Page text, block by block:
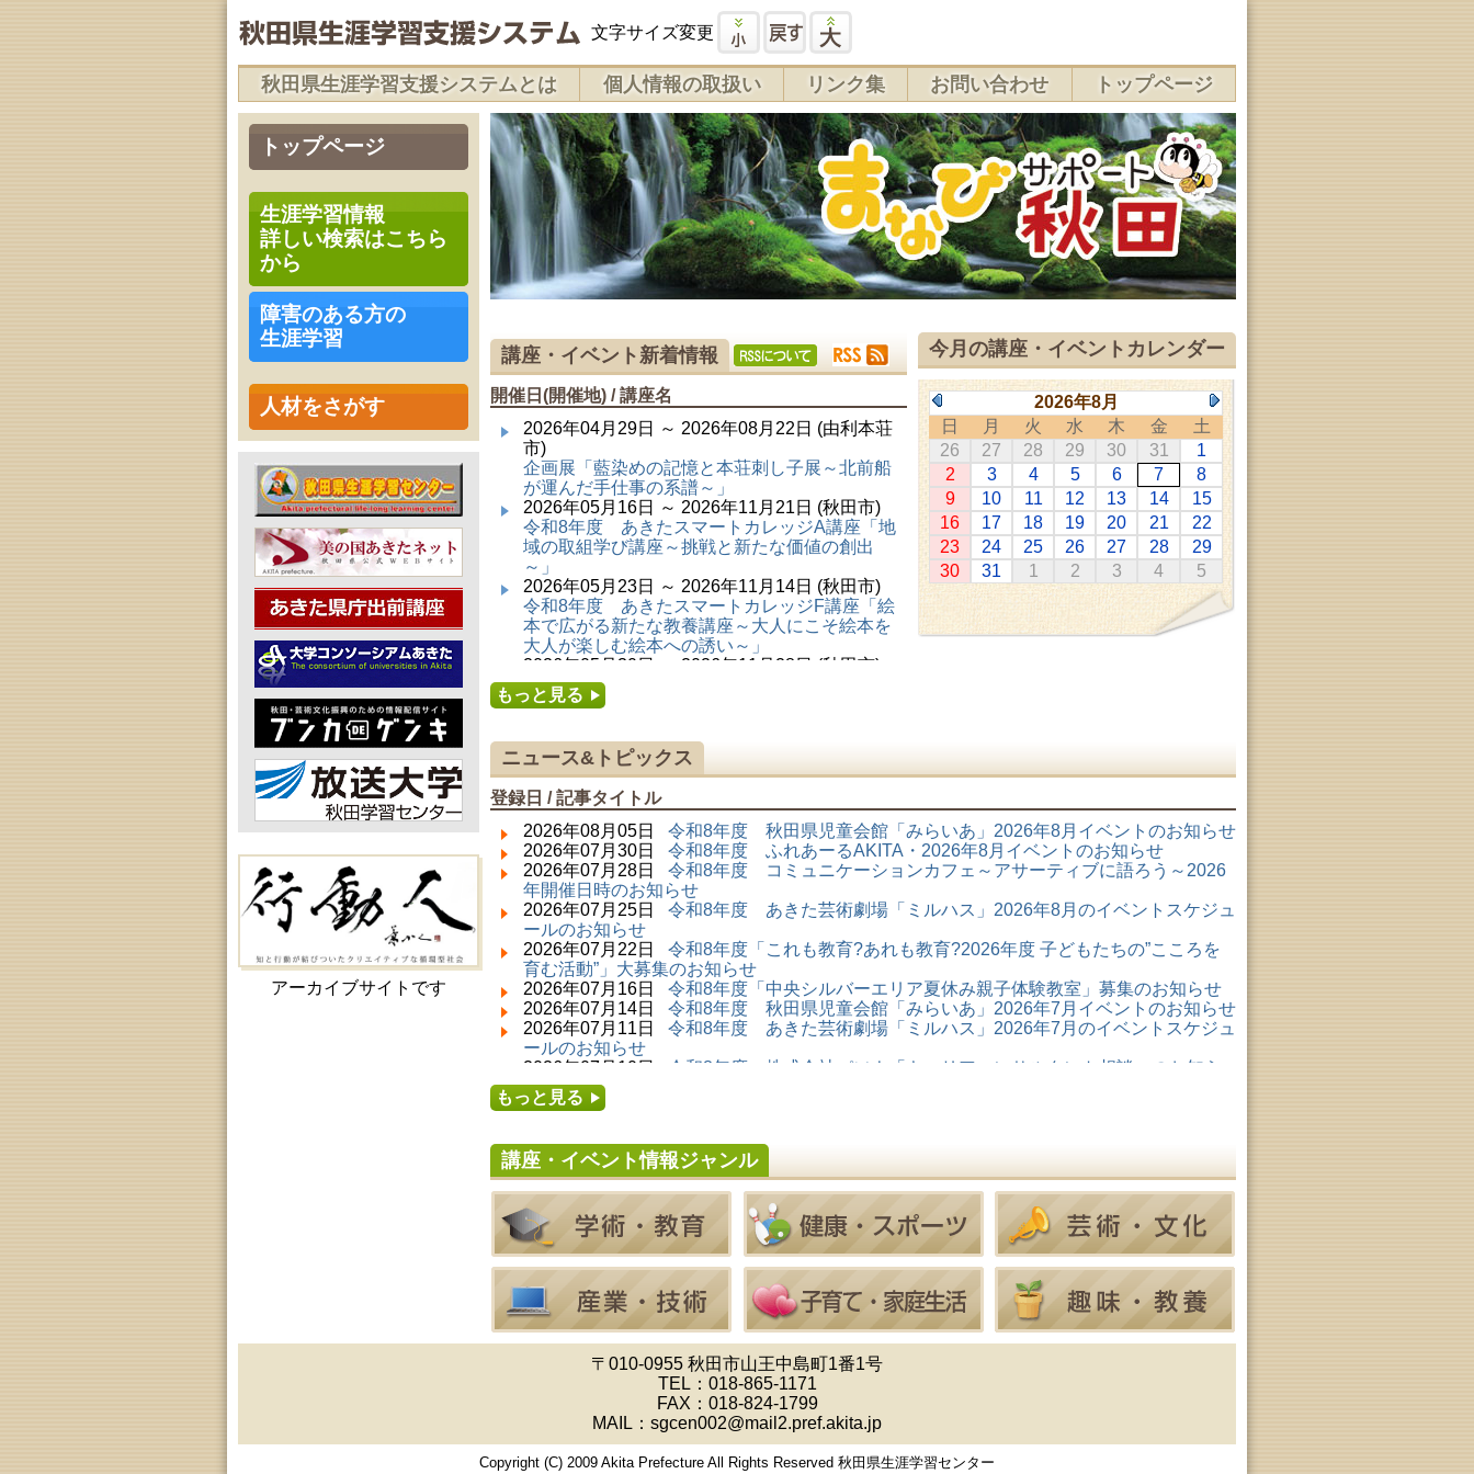
文字サイズ変更
秋田県生涯学習支援システムとは 個人情報の取扱い リンク集 お問い合わせ トップページ
トップページ
生涯学習情報
詳しい検索はこちら
から
障害のある方の
生涯学習
人材をさがす
アーカイブサイトです
講座・イベント新着情報
開催日(開催地) / 講座名
2026年04月29日 ～ 2026年08月22日 (由利本荘
市)
企画展「藍染めの記憶と本荘刺し子展～北前船
が運んだ手仕事の系譜～」
2026年05月16日 ～ 2026年11月21日 (秋田市)
令和8年度 あきたスマートカレッジA講座「地
域の取組学び講座～挑戦と新たな価値の創出
～」
2026年05月23日 ～ 2026年11月14日 (秋田市)
令和8年度 あきたスマートカレッジF講座「絵
本で広がる新たな教養講座～大人にこそ絵本を
大人が楽しむ絵本への誘い～」
2026年05月30日 ～ 2026年11月28日 (秋田市)
令和8年度 あきたスマートカレッジC講座「障
害者の生涯学習講座～みんなで学ぼう、みんな
2026年06月02日 ～ 2026年11月30日 (秋田市)
令和8年度前期「かぞくぶっくぱっく」
2026年06月06日 ～ 2026年10月17日 (秋田市)
令和8年度 あきたスマートカレッジD講座「防
災講座～自助力と共助力を高める～」
2026年06月27日 ～ 2026年09月05日 (秋田市)
令和8年度 あきたスマートカレッジB講座「熟
議ファシリテーター講座 ～熟議をつくろう！
～」
2026年07月01日 ～ 2026年09月23日 (仙北市)
千葉克介写真展 ～自然の息吹～
2026年07月11日 ～ 2026年08月30日 (秋田市)
特別展「わけあって絶滅しました。展」
2026年07月14日 ～ 2026年08月23日 (秋田市)
子どもの読書活動推進事業「夏休みは図書館へ
行こう－みんなの読みたい！知りたい！学びた
い！をお手伝いします－」（資料展示）
美郷町学友館特別展「加藤明見 森に生きるツキ
音と会話を楽しむ朝の図書館
2026年08月01日 ～ 2026年08月23日 (秋田市)
乳幼児・青少年教育「図書館クイズラリー」
2026年08月01日 ～ 2026年09月23日 (秋田市)
おかえりなさい！佐竹本三十六歌仙絵とゆかり
の名品
清澄コレクション未公開絵画展
2026年08月01日 ～ 2026年09月23日 (秋田市)
佐竹氏の名宝、雄大なる歴史を想う～武と雅～
2026年08月01日 ～ 2026年08月30日 (秋田市)
乳幼児・青少年教育「夏休み資料展示」
2026年08月01日 ～ 2026年08月25日 (秋田市)
工房雑がみランド2026
2026年08月01日 ～ 2026年08月23日 (秋田市)
子どもの読書活動推進事業「夏休みは図書館へ
もっと見る
今月の講座・イベントカレンダー
2026年8月
日
月 火 水 木 金
土
26
27 28 29 30 31
1
2
3 4 5 6 7
8
9
10 11 12 13 14
15
16
17 18 19 20 21
22
23
24 25 26 27 28
29
30
31 1 2 3 4 5
ニュース&トピックス
登録日 / 記事タイトル
2026年08月05日 令和8年度 秋田県児童会館「みらいあ」2026年8月イベントのお知らせ
2026年07月30日 令和8年度 ふれあーるAKITA・2026年8月イベントのお知らせ
2026年07月28日 令和8年度 コミュニケーションカフェ～アサーティブに語ろう～2026
年開催日時のお知らせ
2026年07月25日 令和8年度 あきた芸術劇場「ミルハス」2026年8月のイベントスケジュ
ールのお知らせ
2026年07月22日 令和8年度「これも教育?あれも教育?2026年度 子どもたちの”こころを
育む活動”」大募集のお知らせ
2026年07月16日 令和8年度「中央シルバーエリア夏休み親子体験教室」募集のお知らせ
2026年07月14日 令和8年度 秋田県児童会館「みらいあ」2026年7月イベントのお知らせ
2026年07月11日 令和8年度 あきた芸術劇場「ミルハス」2026年7月のイベントスケジュ
ールのお知らせ
2026年07月10日
令和8年度 株式会社パソナ「キャリアコンサルタント相談」のお知ら
せ
2026年07月10日
もっと見る
講座・イベント情報ジャンル
〒010-0955 秋田市山王中島町1番1号
TEL： 018-865-1171
FAX：018-824-1799
MAIL：sgcen002@mail2.pref.akita.jp
Copyright (C) 2009 Akita Prefecture All Rights Reserved 秋田県生涯学習センター